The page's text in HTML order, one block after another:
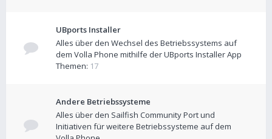
UBports Installer
Alles über den Wechsel des Betriebssystems auf
dem Volla Phone mithilfe der UBports Installer App
Themen: 17
Andere Betriebssysteme
Alles über den Sailfish Community Port und
Initiativen für weitere Betriebssysteme auf dem